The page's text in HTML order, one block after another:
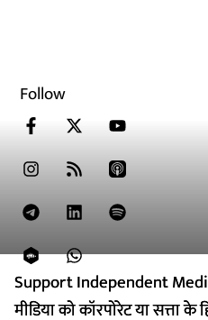
Support Independent
मीडिया को कॉरपोरेट या सत्ता
Support Independent
मीडिया को कॉरपोरेट या सत्ता
Follow